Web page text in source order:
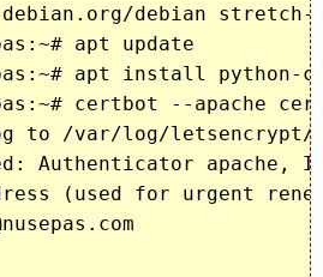
debian stretch-
apt update
apt install
certbot --apache
to /var/log/
Authenticator apache,
(used for urgent